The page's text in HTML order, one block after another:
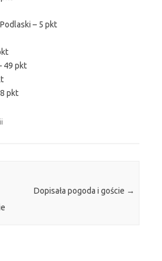
– 5 pkt
49 pkt
pkt
Dopisała pogoda i goście →